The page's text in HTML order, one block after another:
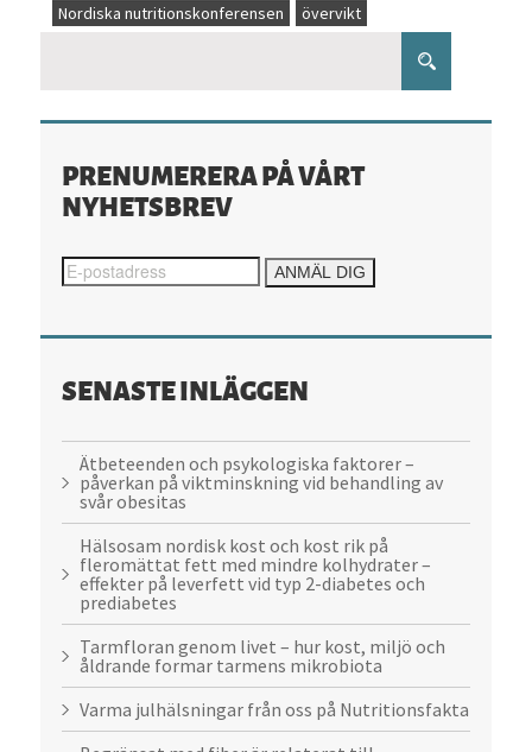
Nordiska nutritionskonferensen
övervikt
PRENUMERERA PÅ VÅRT
NYHETSBREV
SENASTE INLÄGGEN
Ätbeteenden och psykologiska faktorer –
påverkan på viktminskning vid behandling av
svår obesitas
Hälsosam nordisk kost och kost rik på
fleromättat fett med mindre kolhydrater –
effekter på leverfett vid typ 2-diabetes och
prediabetes
Tarmfloran genom livet – hur kost, miljö och
åldrande formar tarmens mikrobiota
Varma julhälsningar från oss på Nutritionsfakta